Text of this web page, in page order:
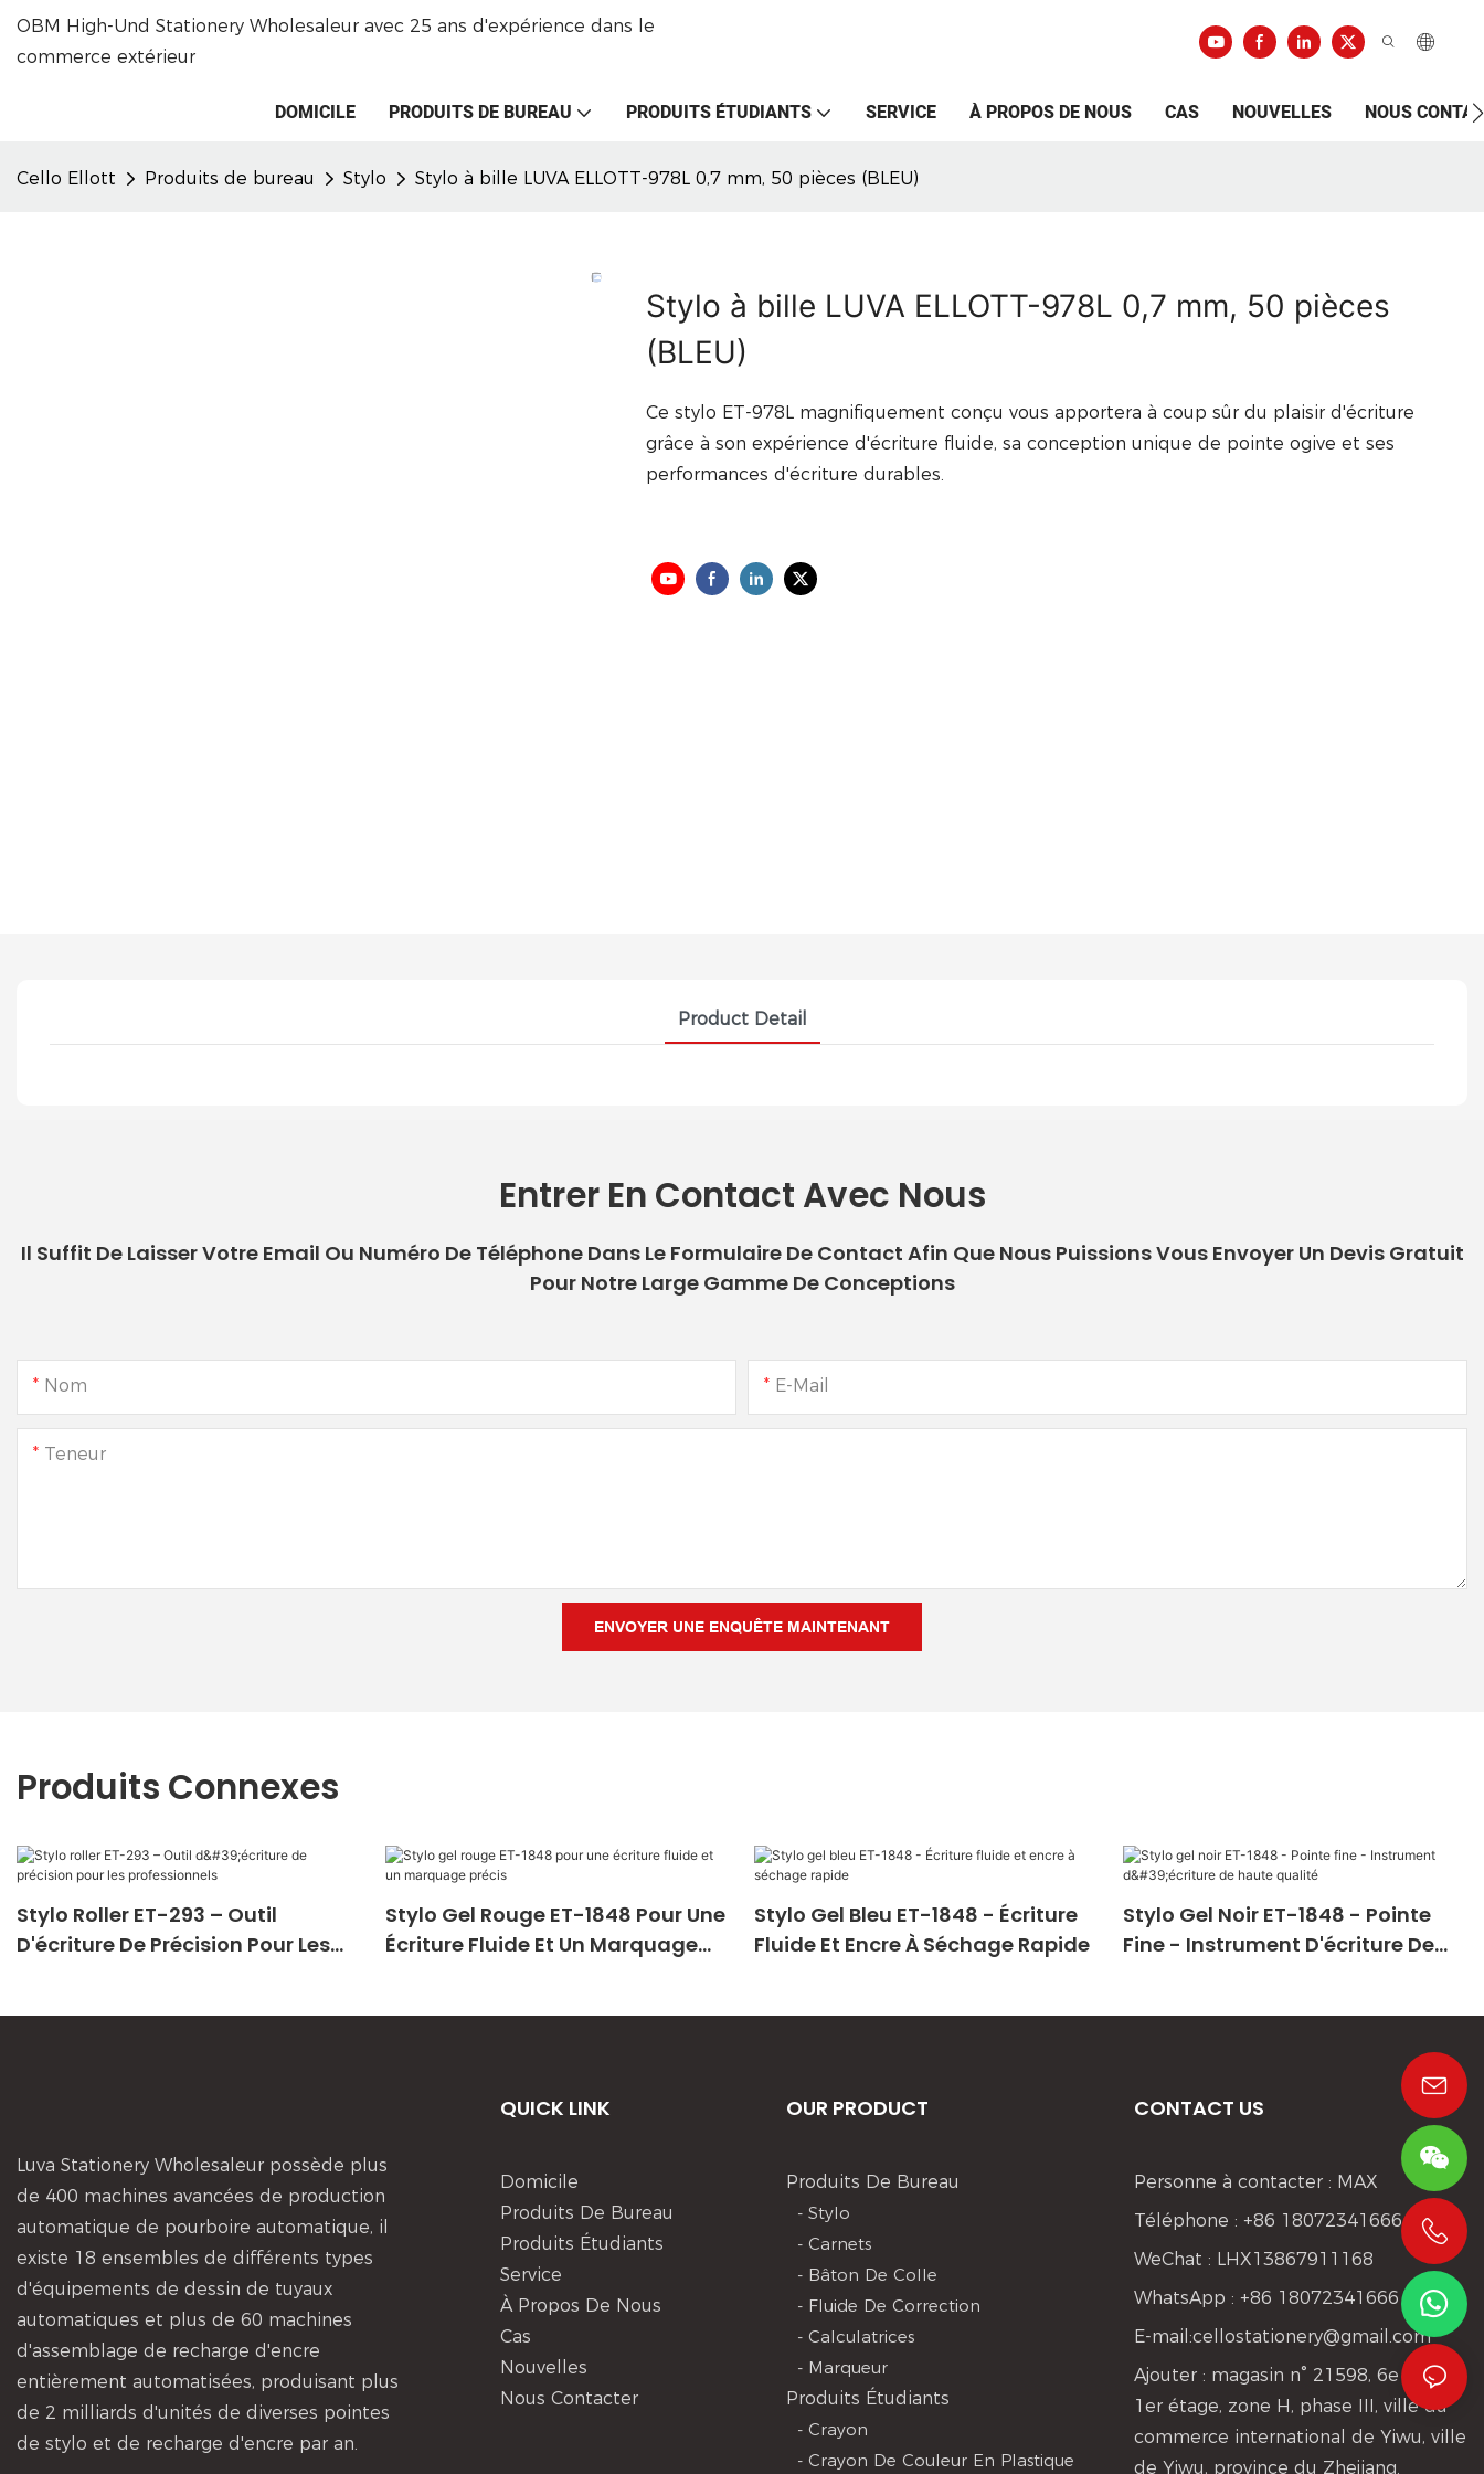
OBM High-Und Stationery Wholesaleur avec 25 ans d'expérience dans le
commerce extérieur
DOMICILE PRODUITS DE BUREAU PRODUITS ÉTUDIANTS SERVICE À PROPOS DE NOUS CAS NOUVELLES NOUS
Cello Ellott Produits de bureau Stylo Stylo à bille LUVA ELLOTT-978L 0,7 mm, 50 pièces (BLEU)
Stylo à bille LUVA ELLOTT-978L 0,7 mm, 50 pièces
(BLEU)
Ce stylo ET-978L magnifiquement conçu vous apportera à coup sûr du plaisir d'écriture
grâce à son expérience d'écriture fluide, sa conception unique de pointe ogive et ses
performances d'écriture durables.
Product Detail
Entrer En Contact Avec Nous
Il Suffit De Laisser Votre Email Ou Numéro De Téléphone Dans Le Formulaire De Contact Afin Que Nous Puissions Vous Envoyer Un Devis Gratuit
Pour Notre Large Gamme De Conceptions
Nom E-Mail
Teneur
ENVOYER UNE ENQUÊTE MAINTENANT
Produits Connexes
Stylo Roller ET-293 – Outil
D'écriture De Précision Pour Les
Stylo Gel Rouge ET-1848 Pour Une
Écriture Fluide Et Un Marquage
Stylo Gel Bleu ET-1848 - Écriture
Fluide Et Encre À Séchage Rapide
Stylo Gel Noir ET-1848 - Pointe
Fine - Instrument D'écriture De
Luva Stationery Wholesaleur possède plus
de 400 machines avancées de production
automatique de pourboire automatique, il
existe 18 ensembles de différents types
d'équipements de dessin de tuyaux
automatiques et plus de 60 machines
d'assemblage de recharge d'encre
entièrement automatisées, produisant plus
de 2 milliards d'unités de diverses pointes
de stylo et de recharge d'encre par an.
QUICK LINK
Domicile
Produits De Bureau
Produits Étudiants
Service
À Propos De Nous
Cas
Nouvelles
Nous Contacter
OUR PRODUCT
Produits De Bureau
- Stylo
- Carnets
- Bâton De Colle
- Fluide De Correction
- Calculatrices
- Marqueur
Produits Étudiants
- Crayon
- Crayon De Couleur En Plastique
CONTACT US
Personne à contacter : MAX
Téléphone : +86 18072341666
WeChat : LHX13867911168
WhatsApp : +86 18072341666
E-mail:cellostationery@gmail.com
Ajouter : magasin n° 21598, 6e rue,
1er étage, zone H, phase III, ville du
commerce international de Yiwu, ville
de Yiwu, province du Zhejiang.